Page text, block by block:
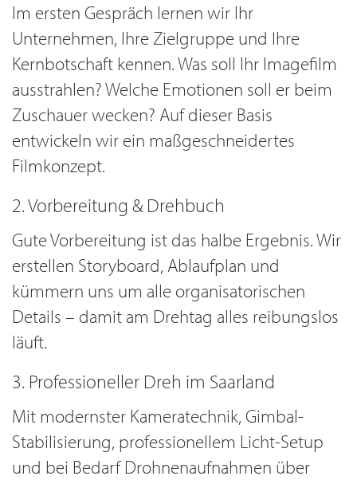
Im ersten Gespräch lernen wir Ihr
Unternehmen, Ihre Zielgruppe und Ihre
Kernbotschaft kennen. Was soll Ihr Imagefilm
ausstrahlen? Welche Emotionen soll er beim
Zuschauer wecken? Auf dieser Basis
entwickeln wir ein maßgeschneidertes
Filmkonzept.
2. Vorbereitung & Drehbuch
Gute Vorbereitung ist das halbe Ergebnis. Wir
erstellen Storyboard, Ablaufplan und
kümmern uns um alle organisatorischen
Details – damit am Drehtag alles reibungslos
läuft.
3. Professioneller Dreh im Saarland
Mit modernster Kameratechnik, Gimbal-
Stabilisierung, professionellem Licht-Setup
und bei Bedarf Drohnenaufnahmen über